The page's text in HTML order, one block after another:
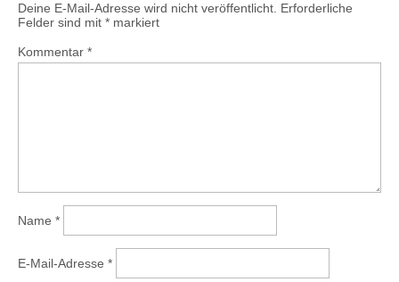
Deine E-Mail-Adresse wird nicht veröffentlicht. Erforderliche
Felder sind mit * markiert
Kommentar *
Name *
E-Mail-Adresse *